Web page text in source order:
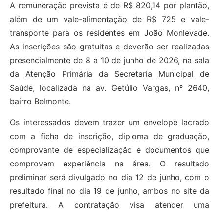
A remuneração prevista é de R$ 820,14 por plantão,
além de um vale-alimentação de R$ 725 e vale-
transporte para os residentes em João Monlevade.
As inscrições são gratuitas e deverão ser realizadas
presencialmente de 8 a 10 de junho de 2026, na sala
da Atenção Primária da Secretaria Municipal de
Saúde, localizada na av. Getúlio Vargas, nº 2640,
bairro Belmonte.
Os interessados devem trazer um envelope lacrado
com a ficha de inscrição, diploma de graduação,
comprovante de especialização e documentos que
comprovem experiência na área. O resultado
preliminar será divulgado no dia 12 de junho, com o
resultado final no dia 19 de junho, ambos no site da
prefeitura. A contratação visa atender uma